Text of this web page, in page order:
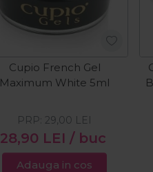
Cupio French Gel
Maximum White 5ml
28,90 LEI / buc
PRP: 29,00 LEI
Adauga in cos